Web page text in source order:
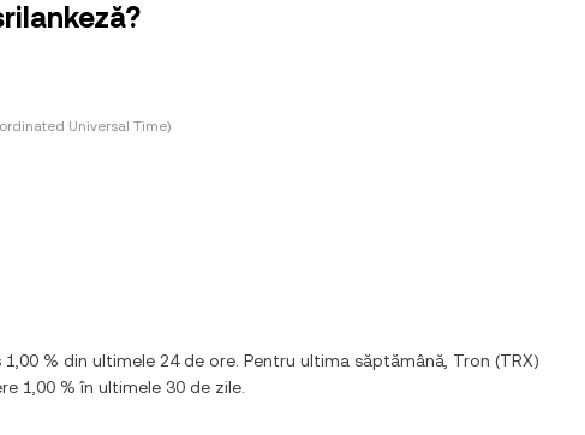
Universal Time)
% din ultimele 24 de ore. Pentru ultima săptămână, Tron (TRX)
1,00 % în ultimele 30 de zile.